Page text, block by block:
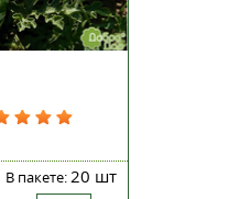
В пакете:20 шт